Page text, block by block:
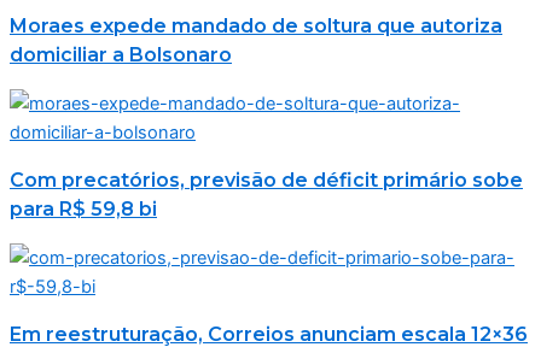
Moraes expede mandado de soltura que autoriza
domiciliar a Bolsonaro
Com precatórios, previsão de déficit primário sobe
para R$ 59,8 bi
Em reestruturação, Correios anunciam escala 12×36